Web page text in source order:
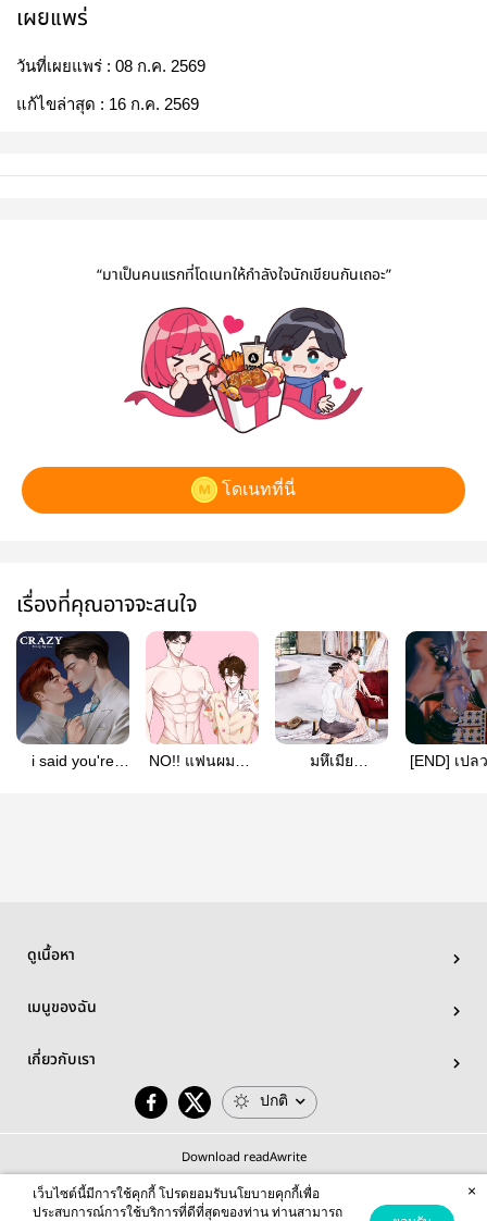
เผยแพร่
วันที่เผยแพร่ : 08 ก.ค. 2569
แก้ไขล่าสุด : 16 ก.ค. 2569
“มาเป็นคนแรกที่โดเนทให้กำลังใจนักเขียนกันเถอะ”
โดเนทที่นี่
เรื่องที่คุณอาจจะสนใจ
i said you're
NO!! แฟนผมมัน
มหึเมีย
[END] เปล
ดูเนื้อหา
เมนูของฉัน
เกี่ยวกับเรา
ปกติ
Download readAwrite
เว็บไซต์นี้มีการใช้คุกกี้ โปรดยอมรับนโยบายคุกกี้เพื่อ
ประสบการณ์การใช้บริการที่ดีที่สุดของท่าน ท่านสามารถ
×